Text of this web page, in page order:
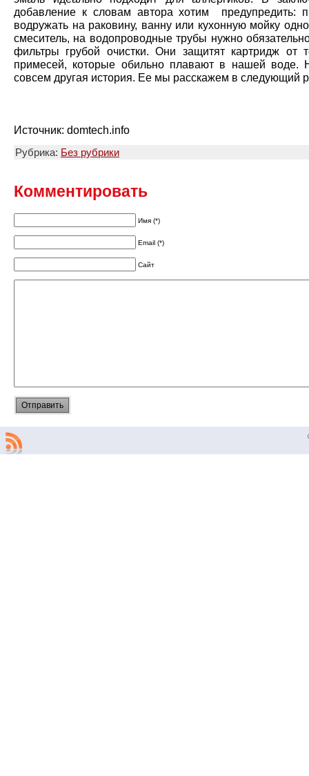
добавление к словам автора хотим предупредить:
водружать на раковину, ванну или кухонную мойку
смеситель, на водопроводные трубы нужно
фильтры грубой очистки. Они защитят картридж от
примесей, которые обильно плавают в нашей воде.
совсем другая история. Ее мы расскажем в следующий
Источник: domtech.info
Рубрика: Без рубрики
Комментировать
Имя (*)
Email (*)
Сайт